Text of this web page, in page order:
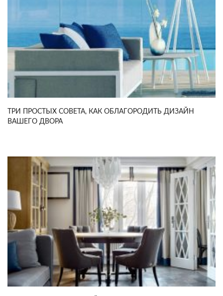
ТРИ ПРОСТЫХ СОВЕТА, КАК ОБЛАГОРОДИТЬ ДИЗАЙН
ВАШЕГО ДВОРА